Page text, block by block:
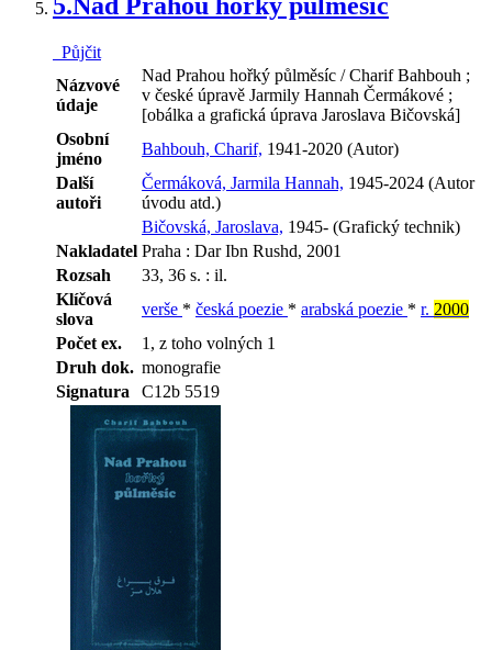
Půjčit
Názvové
údaje
Nad Prahou hořký půlměsíc / Charif Bahbouh ;
v české úpravě Jarmily Hannah Čermákové ;
[obálka a grafická úprava Jaroslava Bičovská]
Osobní
jméno
Bahbouh, Charif, 1941-2020 (Autor)
Další
autoři
Čermáková, Jarmila Hannah, 1945-2024 (Autor
úvodu atd.)
Bičovská, Jaroslava, 1945- (Grafický technik)
Nakladatel Praha : Dar Ibn Rushd, 2001
Rozsah
33, 36 s. : il.
Klíčová
slova
verše * česká poezie * arabská poezie * r. 2000
Počet ex.
1, z toho volných 1
Druh dok. monografie
Signatura
C12b 5519